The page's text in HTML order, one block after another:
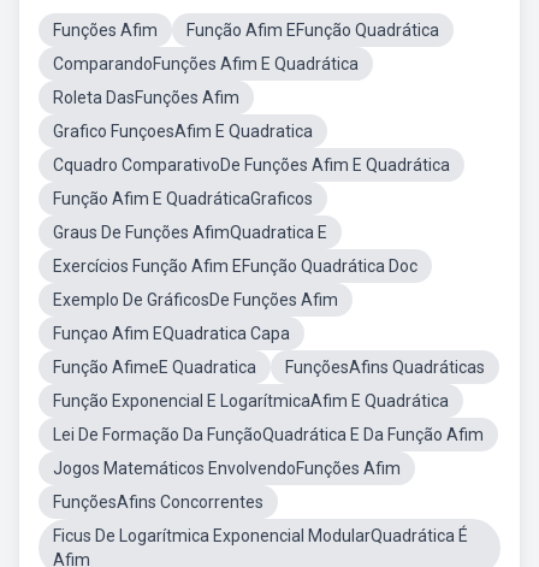
Funções Afim
Função Afim EFunção Quadrática
ComparandoFunções Afim E Quadrática
Roleta DasFunções Afim
Grafico FunçoesAfim E Quadratica
Cquadro ComparativoDe Funções Afim E Quadrática
Função Afim E QuadráticaGraficos
Graus De Funções AfimQuadratica E
Exercícios Função Afim EFunção Quadrática Doc
Exemplo De GráficosDe Funções Afim
Funçao Afim EQuadratica Capa
Função AfimeE Quadratica
FunçõesAfins Quadráticas
Função Exponencial E LogarítmicaAfim E Quadrática
Lei De Formação Da FunçãoQuadrática E Da Função Afim
Jogos Matemáticos EnvolvendoFunções Afim
FunçõesAfins Concorrentes
Ficus De Logarítmica Exponencial ModularQuadrática É
Afim